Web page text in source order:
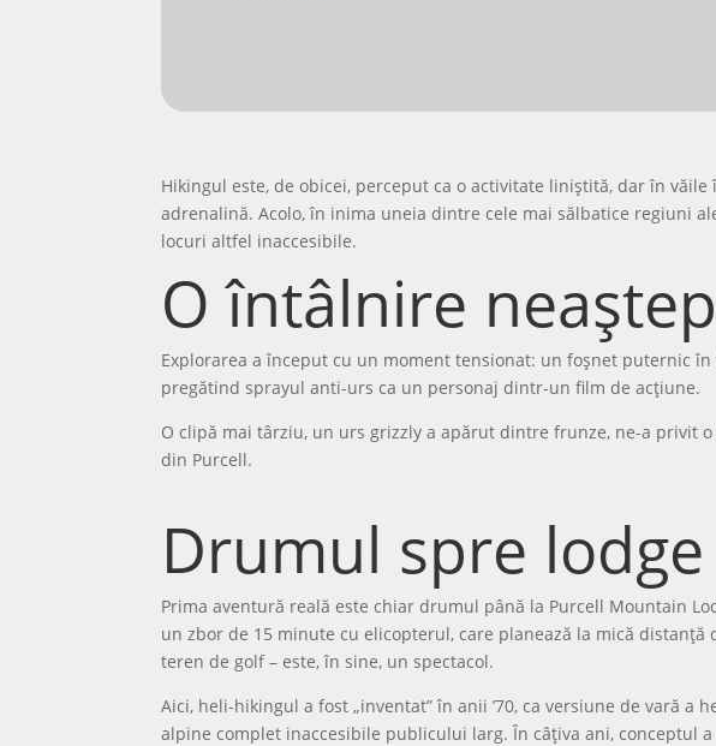
Hikingul este, de obicei, perceput ca o activitate liniștită, dar în
adrenalină. Acolo, în inima uneia dintre cele mai sălbatice regiuni
locuri altfel inaccesibile.
O întâlnire
Explorarea a început cu un moment tensionat: un foșnet puternic
pregătind sprayul anti-urs ca un personaj dintr-un film de acțiune.
O clipă mai târziu, un urs grizzly a apărut dintre frunze, ne-a privit
din Purcell.
Drumul spre
Prima aventură reală este chiar drumul până la Purcell Mountain
un zbor de 15 minute cu elicopterul, care planează la mică
teren de golf – este, în sine, un spectacol.
Aici, heli-hikingul a fost „inventat” în anii ’70, ca versiune de vară
alpine complet inaccesibile publicului larg. În câțiva ani, conceptul